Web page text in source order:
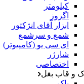
کیلومتر
اگزوز
ابزار آقای انژکتور
شمع و سرشمع
ای سی یو (کامپیوتر)
شارژر
اختصاصی
و قاب بغل